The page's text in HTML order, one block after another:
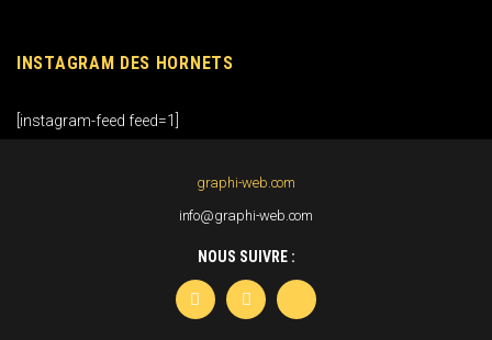
INSTAGRAM DES HORNETS
[instagram-feed feed=1]
graphi-web.com
info@graphi-web.com
NOUS SUIVRE :